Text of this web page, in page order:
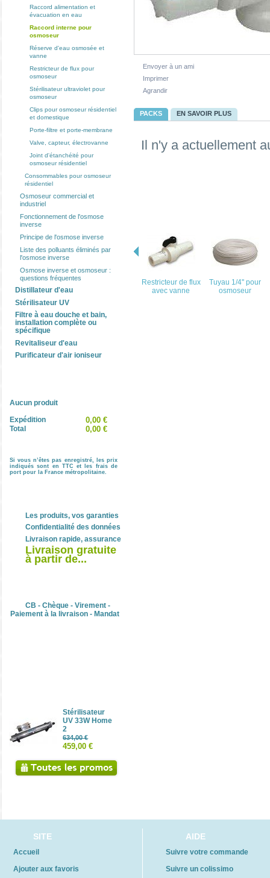
Raccord alimentation et
évacuation en eau
Raccord interne pour
osmoseur
Réserve d'eau osmosée et
vanne
Restricteur de flux pour
osmoseur
Stérilisateur ultraviolet pour
osmoseur
Clips pour osmoseur résidentiel
et domestique
Porte-filtre et porte-membrane
Valve, capteur, électrovanne
Joint d'étanchéité pour
osmoseur résidentiel
Consommables pour osmoseur
résidentiel
Osmoseur commercial et
industriel
Fonctionnement de l'osmose
inverse
Principe de l'osmose inverse
Liste des polluants éliminés par
l'osmose inverse
Osmose inverse et osmoseur :
questions fréquentes
Distillateur d'eau
Stérilisateur UV
Filtre à eau douche et bain,
installation complète ou
spécifique
Revitaliseur d'eau
Purificateur d'air ioniseur
Aucun produit
Expédition
0,00 €
Total 0,00 €
Si vous n’êtes pas enregistré, les prix
indiqués sont en TTC et les frais de
port pour la France métropolitaine.
Les produits, vos garanties
Confidentialité des données
Livraison rapide, assurance
Livraison gratuite
à partir de...
CB - Chèque - Virement -
Paiement à la livraison - Mandat
Stérilisateur
UV 33W Home
2
634,00 €
459,00 €
Envoyer à un ami
Imprimer
Agrandir
PACKS EN SAVOIR PLUS
Il n'y a actuellement
Restricteur de flux
avec vanne
Tuyau 1/4'' pour
osmoseur
Raccord rapide 3/8'' - 3/8''
SITE AIDE
Accueil
Ajouter aux favoris
Suivre votre commande
Suivre un colissimo